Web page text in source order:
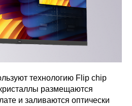
технологию Flip chip
размещаются
и заливаются оптически